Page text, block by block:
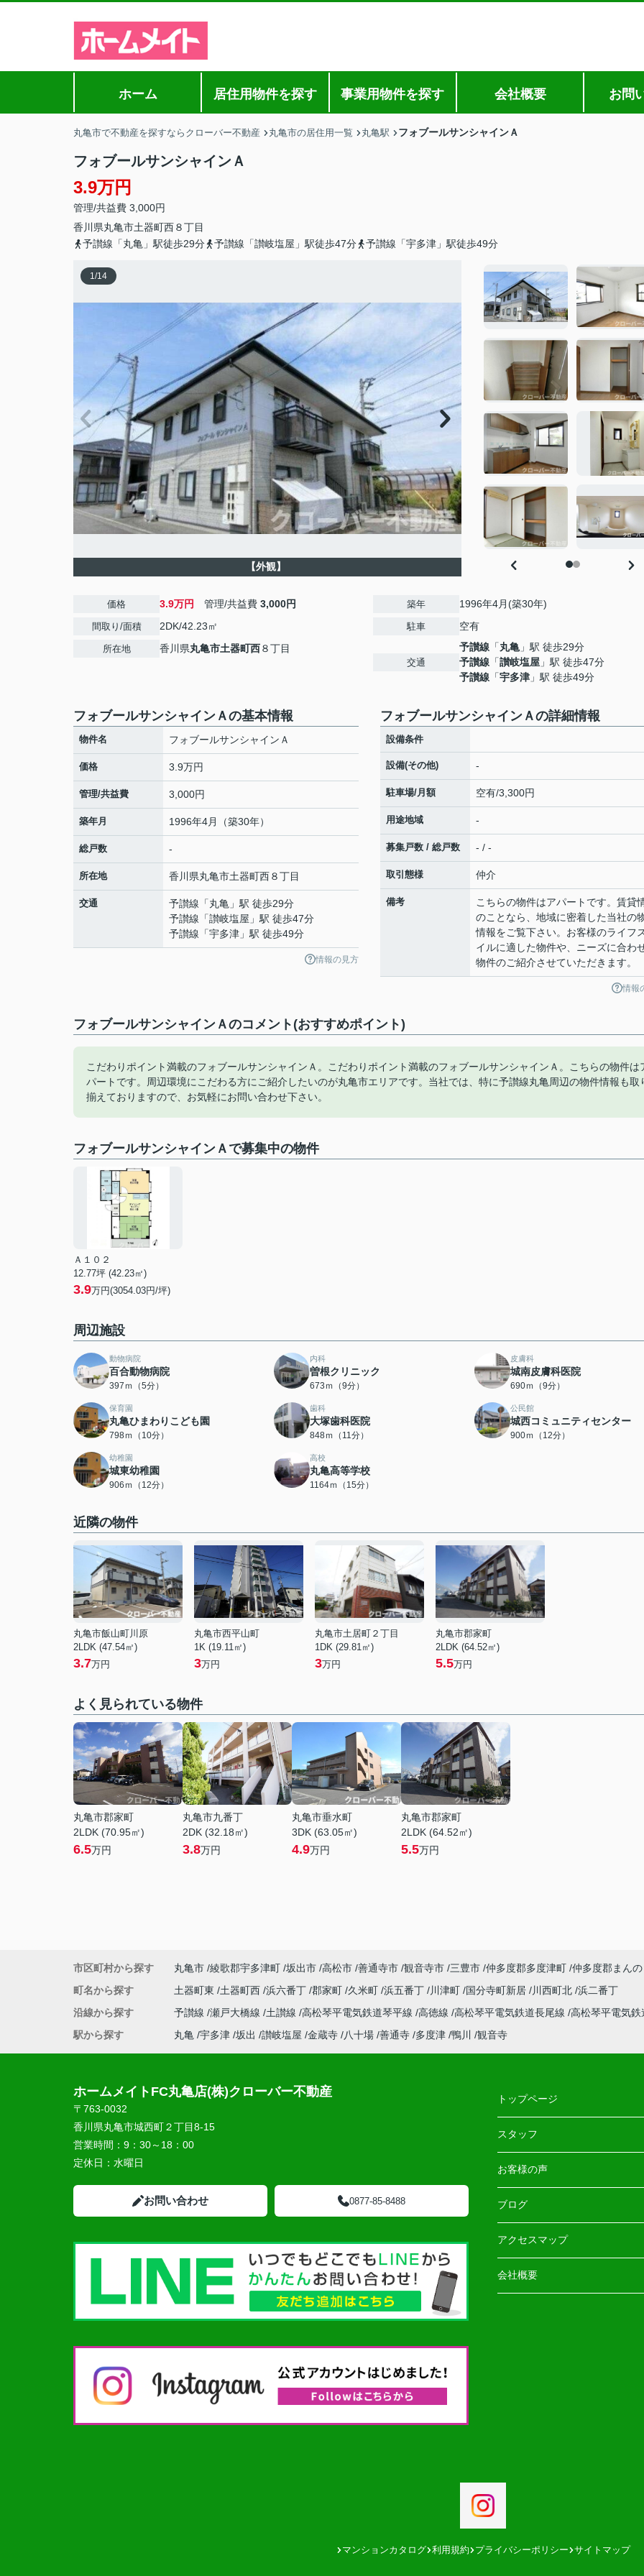
ホーム 居住用物件を探す 事業用物件を探す 会社概要 お問
丸亀市で不動産を探すならクローバー不動産 丸亀市の居住用一覧 丸亀駅 フォブールサンシャインＡ
フォブールサンシャインＡ
3.9万円
管理/共益費 3,000円
香川県丸亀市土器町西８丁目
予讃線「丸亀」駅徒歩29分
予讃線「讃岐塩屋」駅徒歩47分 予讃線「宇多津」駅徒歩49分
1/14
【外観】
価格 3.9万円 管理/共益費 3,000円
間取り/面積 2DK/42.23㎡
所在地 香川県丸亀市土器町西８丁目
築年 1996年4月(築30年)
駐車 空有
交通
予讃線 「丸亀 」駅 徒歩29分
予讃線 「讃岐塩屋 」駅 徒歩47分
予讃線 「宇多津 」駅 徒歩49分
フォブールサンシャインＡの基本情報
物件名 フォブールサンシャインＡ
価格 3.9万円
管理/共益費 3,000円
築年月 1996年4月（築30年）
総戸数 -
所在地 香川県丸亀市土器町西８丁目
交通 予讃線 「丸亀 」駅 徒歩29分
予讃線 「讃岐塩屋 」駅 徒歩47分
予讃線 「宇多津 」駅 徒歩49分
情報の見方
フォブールサンシャインＡの詳細情報
設備条件
設備(その他) -
駐車場/月額 空有/3,300円
用途地域 -
募集戸数 / 総戸数 - / -
取引態様 仲介
備考
こちらの物件はアパートです。賃貸
のことなら、地域に密着した当社の
情報をご覧下さい。お客様のライフ
イルに適した物件や、ニーズに合わ
物件のご紹介させていただきます。
情報
フォブールサンシャインＡのコメント(おすすめポイント)
こだわりポイント満載のフォブールサンシャインＡ。こだわりポイント満載のフォブールサンシャインＡ。こちらの物件は
パートです。周辺環境にこだわる方にご紹介したいのが丸亀市エリアです。当社では、特に予讃線丸亀周辺の物件情報も取
揃えておりますので、お気軽にお問い合わせ下さい。
フォブールサンシャインＡで募集中の物件
Ａ１０２
12.77坪 (42.23㎡)
3.9万円(3054.03円/坪)
周辺施設
動物病院
百合動物病院
397ｍ（5分）
内科
曽根クリニック
673ｍ（9分）
皮膚科
城南皮膚科医院
690ｍ（9分）
保育園
丸亀ひまわりこども園
798ｍ（10分）
歯科
大塚歯科医院
848ｍ（11分）
公民館
城西コミュニティセンター
900ｍ（12分）
幼稚園
城東幼稚園
906ｍ（12分）
高校
丸亀高等学校
1164ｍ（15分）
近隣の物件
丸亀市飯山町川原
2LDK (47.54㎡)
3.7万円
丸亀市西平山町
1K (19.11㎡)
3万円
丸亀市土居町２丁目
1DK (29.81㎡)
3万円
丸亀市郡家町
2LDK (64.52㎡)
5.5万円
よく見られている物件
丸亀市郡家町
2LDK (70.95㎡)
6.5万円
丸亀市九番丁
2DK (32.18㎡)
3.8万円
丸亀市垂水町
3DK (63.05㎡)
4.9万円
丸亀市郡家町
2LDK (64.52㎡)
5.5万円
市区町村から探す 丸亀市 綾歌郡宇多津町 坂出市 高松市 善通寺市 観音寺市 三豊市 仲多度郡多度津町 仲多度郡まん
町名から探す
土器町東 土器町西 浜六番丁 郡家町 久米町 浜五番丁 川津町 国分寺町新居 川西町北 浜二番丁
沿線から探す
予讃線 瀬戸大橋線 土讃線 高松琴平電気鉄道琴平線 高徳線 高松琴平電気鉄道長尾線 高松琴平電気鉄
駅から探す
丸亀 宇多津 坂出 讃岐塩屋 金蔵寺 八十場 善通寺 多度津 鴨川 観音寺
ホームメイトFC丸亀店(株)クローバー不動産
〒763-0032
香川県丸亀市城西町２丁目8-15
営業時間： 9：30～18：00
定休日： 水曜日
お問い合わせ 0877-85-8488
トップページ
スタッフ
お客様の声
ブログ
アクセスマップ
会社概要
マンションカタログ 利用規約 プライバシーポリシー サイトマップ